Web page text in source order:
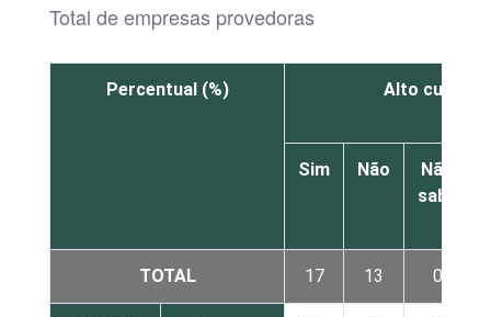
Total de empresas provedoras
Percentual (%) Alto custo
Sim Não
Não
sabe
TOTAL 17 13 0